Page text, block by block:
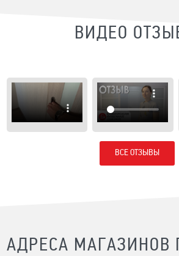
ВИДЕО
ВСЕ ОТЗЫВЫ
АДРЕСА МАГАЗИНОВ